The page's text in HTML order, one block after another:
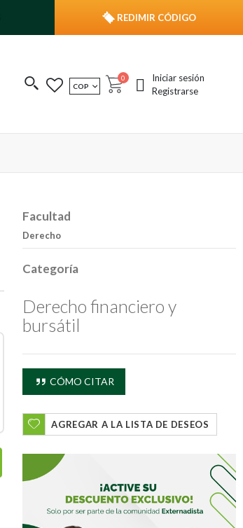
REDIMIR CÓDIGO
MONEDA
COP Cart
0 publicacionesIniciar sesión
Registrarse
Facultad
Derecho
Categoría
Derecho financiero y
bursátil
CÓMO CITAR
AGREGAR A LA LISTA DE DESEOS